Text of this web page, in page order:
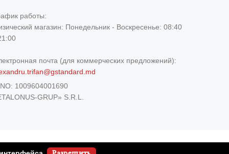
работы:
магазин: Понедельник - Воскресенье: 08:40
почта (для коммерческих предложений):
1009604001690
GRUP» S.R.L.